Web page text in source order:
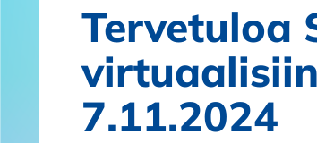
Tervetuloa
7.11.2024